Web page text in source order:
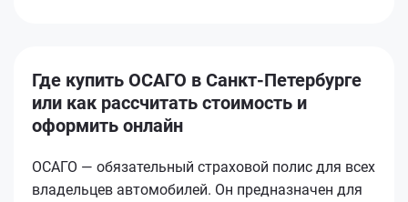
Где купить ОСАГО в Санкт-Петербурге
или как рассчитать стоимость и
оформить онлайн
ОСАГО — обязательный страховой полис для всех
владельцев автомобилей. Он предназначен для